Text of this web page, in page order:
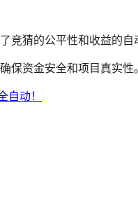
竞猜的公平性和收益的
保资金安全和项目真实